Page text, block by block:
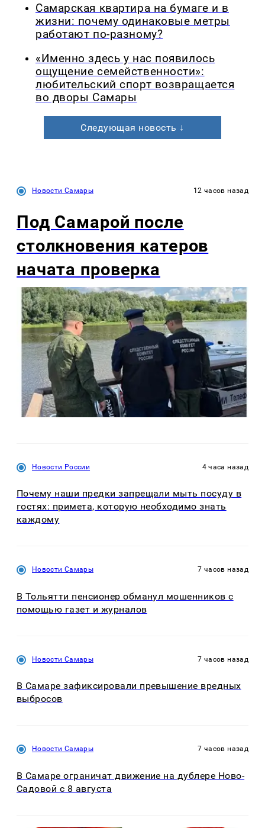
Самарская квартира на бумаге и в
жизни: почему одинаковые метры
работают по-разному?
«Именно здесь у нас появилось
ощущение семейственности»:
любительский спорт возвращается
во дворы Самары
Следующая новость ↓
Новости Самары 12 часов назад
Под Самарой после
столкновения катеров
начата проверка
Новости России 4 часа назад
Почему наши предки запрещали мыть посуду в
гостях: примета, которую необходимо знать
каждому
Новости Самары 7 часов назад
В Тольятти пенсионер обманул мошенников с
помощью газет и журналов
Новости Самары 7 часов назад
В Самаре зафиксировали превышение вредных
выбросов
Новости Самары 7 часов назад
В Самаре ограничат движение на дублере Ново-
Садовой с 8 августа